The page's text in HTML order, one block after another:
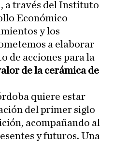
a través del Instituto
Económico
y los
a elaborar
de acciones para la
de la cerámica de
quiere estar
del primer siglo
acompañando al
y futuros. Una